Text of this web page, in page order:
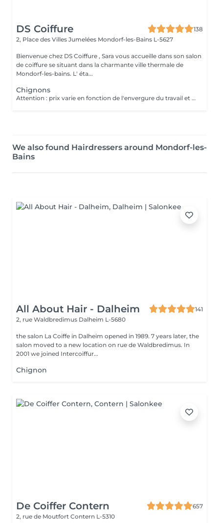
DS Coiffure
138
2, Place des Villes Jumelées Mondorf-les-Bains L-5627
Bienvenue chez DS Coiffure , Sara vous accueille dans son salon
de coiffure se situant dans la charmante ville thermale de
Mondorf-les-bains. L' éta...
Chignons
Attention : prix varie en fonction de l'envergure du travail et de la longueur du cheveux.
We also found Hairdressers around Mondorf-les-
Bains
All About Hair - Dalheim
141
2, rue Waldbredimus Dalheim L-5680
the salon La Coiffe in Dalheim opened in 1989. 7 years later, the
salon moved to a new location on rue de Waldbredimus. In
2001 we joined Intercoiffur...
Chignon
De Coiffer Contern
657
2, rue de Moutfort Contern L-5310